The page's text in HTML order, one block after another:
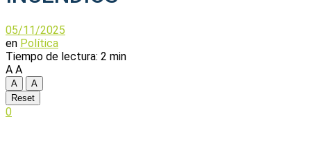
05/11/2025
en Política
Tiempo de lectura: 2 min
A A
A
A
Reset
0